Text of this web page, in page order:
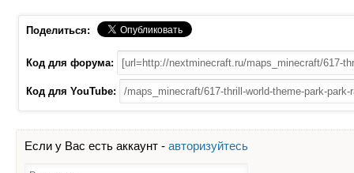
Поделиться:
Код для форума:
Код для YouTube:
Если у Вас есть аккаунт - авторизуйтесь